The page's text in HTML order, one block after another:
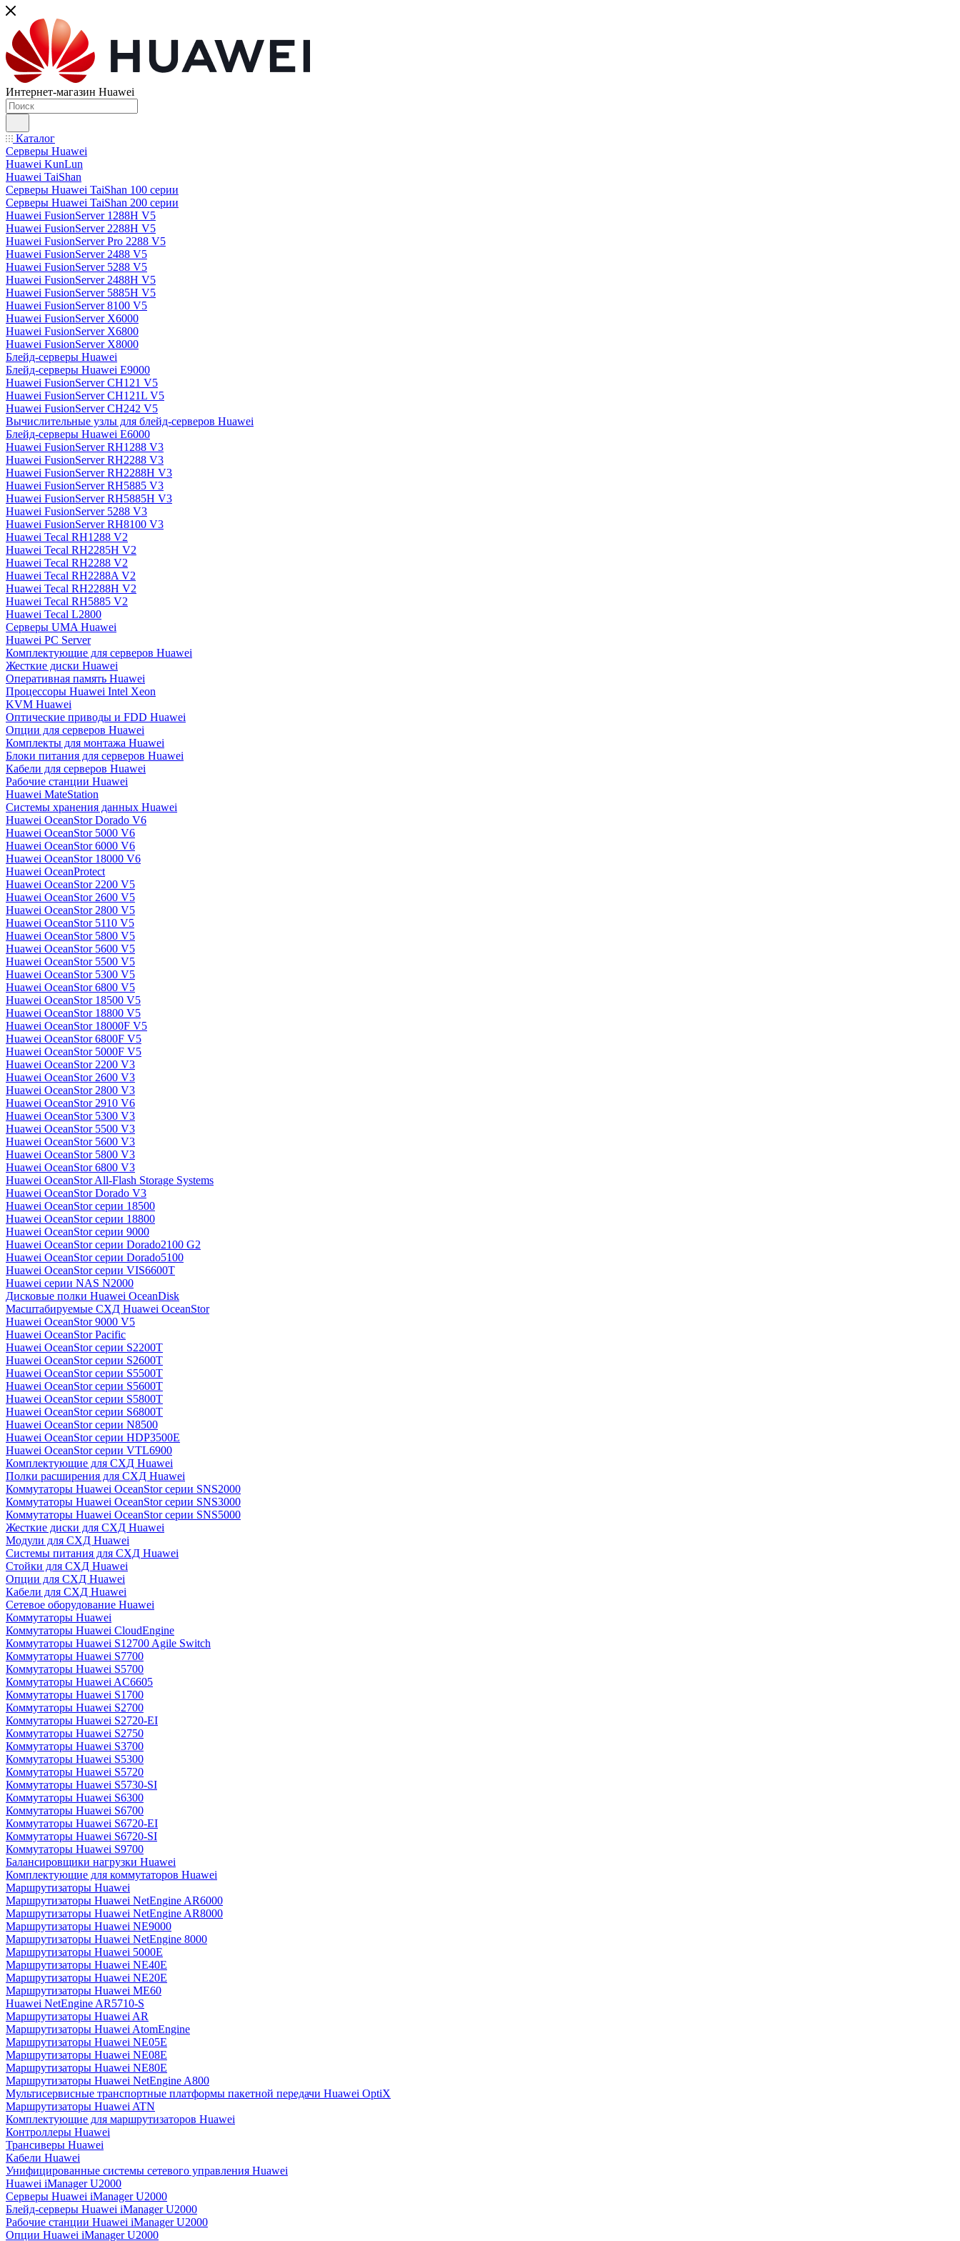
Интернет-магазин Huawei
Каталог
Серверы Huawei
Huawei KunLun
Huawei TaiShan
Серверы Huawei TaiShan 100 серии
Серверы Huawei TaiShan 200 серии
Huawei FusionServer 1288H V5
Huawei FusionServer 2288H V5
Huawei FusionServer Pro 2288 V5
Huawei FusionServer 2488 V5
Huawei FusionServer 5288 V5
Huawei FusionServer 2488H V5
Huawei FusionServer 5885H V5
Huawei FusionServer 8100 V5
Huawei FusionServer X6000
Huawei FusionServer X6800
Huawei FusionServer X8000
Блейд-серверы Huawei
Блейд-серверы Huawei E9000
Huawei FusionServer CH121 V5
Huawei FusionServer CH121L V5
Huawei FusionServer CH242 V5
Вычислительные узлы для блейд-серверов Huawei
Блейд-серверы Huawei E6000
Huawei FusionServer RH1288 V3
Huawei FusionServer RH2288 V3
Huawei FusionServer RH2288H V3
Huawei FusionServer RH5885 V3
Huawei FusionServer RH5885H V3
Huawei FusionServer 5288 V3
Huawei FusionServer RH8100 V3
Huawei Tecal RH1288 V2
Huawei Tecal RH2285H V2
Huawei Tecal RH2288 V2
Huawei Tecal RH2288A V2
Huawei Tecal RH2288H V2
Huawei Tecal RH5885 V2
Huawei Tecal L2800
Серверы UMA Huawei
Huawei PC Server
Комплектующие для серверов Huawei
Жесткие диски Huawei
Оперативная память Huawei
Процессоры Huawei Intel Xeon
KVM Huawei
Оптические приводы и FDD Huawei
Опции для серверов Huawei
Комплекты для монтажа Huawei
Блоки питания для серверов Huawei
Кабели для серверов Huawei
Рабочие станции Huawei
Huawei MateStation
Системы хранения данных Huawei
Huawei OceanStor Dorado V6
Huawei OceanStor 5000 V6
Huawei OceanStor 6000 V6
Huawei OceanStor 18000 V6
Huawei OceanProtect
Huawei OceanStor 2200 V5
Huawei OceanStor 2600 V5
Huawei OceanStor 2800 V5
Huawei OceanStor 5110 V5
Huawei OceanStor 5800 V5
Huawei OceanStor 5600 V5
Huawei OceanStor 5500 V5
Huawei OceanStor 5300 V5
Huawei OceanStor 6800 V5
Huawei OceanStor 18500 V5
Huawei OceanStor 18800 V5
Huawei OceanStor 18000F V5
Huawei OceanStor 6800F V5
Huawei OceanStor 5000F V5
Huawei OceanStor 2200 V3
Huawei OceanStor 2600 V3
Huawei OceanStor 2800 V3
Huawei OceanStor 2910 V6
Huawei OceanStor 5300 V3
Huawei OceanStor 5500 V3
Huawei OceanStor 5600 V3
Huawei OceanStor 5800 V3
Huawei OceanStor 6800 V3
Huawei OceanStor All-Flash Storage Systems
Huawei OceanStor Dorado V3
Huawei OceanStor серии 18500
Huawei OceanStor серии 18800
Huawei OceanStor серии 9000
Huawei OceanStor серии Dorado2100 G2
Huawei OceanStor серии Dorado5100
Huawei OceanStor серии VIS6600T
Huawei серии NAS N2000
Дисковые полки Huawei OceanDisk
Масштабируемые СХД Huawei OceanStor
Huawei OceanStor 9000 V5
Huawei OceanStor Pacific
Huawei OceanStor серии S2200T
Huawei OceanStor серии S2600T
Huawei OceanStor серии S5500T
Huawei OceanStor серии S5600T
Huawei OceanStor серии S5800T
Huawei OceanStor серии S6800T
Huawei OceanStor серии N8500
Huawei OceanStor серии HDP3500E
Huawei OceanStor серии VTL6900
Комплектующие для СХД Huawei
Полки расширения для СХД Huawei
Коммутаторы Huawei OceanStor серии SNS2000
Коммутаторы Huawei OceanStor серии SNS3000
Коммутаторы Huawei OceanStor серии SNS5000
Жесткие диски для СХД Huawei
Модули для СХД Huawei
Системы питания для СХД Huawei
Стойки для СХД Huawei
Опции для СХД Huawei
Кабели для СХД Huawei
Сетевое оборудование Huawei
Коммутаторы Huawei
Коммутаторы Huawei CloudEngine
Коммутаторы Huawei S12700 Agile Switch
Коммутаторы Huawei S7700
Коммутаторы Huawei S5700
Коммутаторы Huawei AC6605
Коммутаторы Huawei S1700
Коммутаторы Huawei S2700
Коммутаторы Huawei S2720-EI
Коммутаторы Huawei S2750
Коммутаторы Huawei S3700
Коммутаторы Huawei S5300
Коммутаторы Huawei S5720
Коммутаторы Huawei S5730-SI
Коммутаторы Huawei S6300
Коммутаторы Huawei S6700
Коммутаторы Huawei S6720-EI
Коммутаторы Huawei S6720-SI
Коммутаторы Huawei S9700
Балансировщики нагрузки Huawei
Комплектующие для коммутаторов Huawei
Маршрутизаторы Huawei
Маршрутизаторы Huawei NetEngine AR6000
Маршрутизаторы Huawei NetEngine AR8000
Маршрутизаторы Huawei NE9000
Маршрутизаторы Huawei NetEngine 8000
Маршрутизаторы Huawei 5000E
Маршрутизаторы Huawei NE40E
Маршрутизаторы Huawei NE20E
Маршрутизаторы Huawei ME60
Huawei NetEngine AR5710-S
Маршрутизаторы Huawei AR
Маршрутизаторы Huawei AtomEngine
Маршрутизаторы Huawei NE05E
Маршрутизаторы Huawei NE08E
Маршрутизаторы Huawei NE80E
Маршрутизаторы Huawei NetEngine A800
Мультисервисные транспортные платформы пакетной передачи Huawei OptiX
Маршрутизаторы Huawei ATN
Комплектующие для маршрутизаторов Huawei
Контроллеры Huawei
Трансиверы Huawei
Кабели Huawei
Унифицированные системы сетевого управления Huawei
Huawei iManager U2000
Серверы Huawei iManager U2000
Блейд-серверы Huawei iManager U2000
Рабочие станции Huawei iManager U2000
Опции Huawei iManager U2000